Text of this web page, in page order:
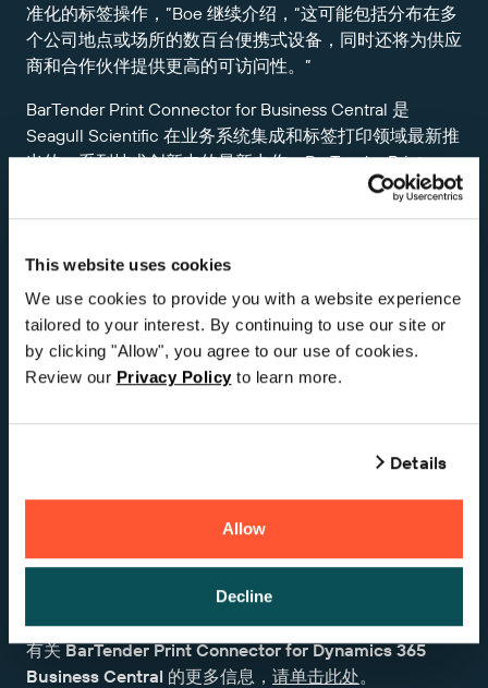
This website uses cookies
We use cookies to provide you with a website experience
tailored to your interest. By continuing to use our site or
by clicking "Allow", you agree to our use of cookies.
Review our Privacy Policy to learn more.
Details
Allow
Decline
了解更多
准化的标签操作，”Boe 继续介绍，“这可能包括分布在多
个公司地点或场所的数百台便携式设备，同时还将为供应
商和合作伙伴提供更高的可访问性。”
BarTender Print Connector for Business Central 是
Seagull Scientific 在业务系统集成和标签打印领域最新推
出的一系列技术创新中的最新力作。BarTender Print
Connector for Business Central 以 BarTender 最近的新产
品开发为基础，包括 BarTender 移动应用程序、
决方案中唯一的真正 REST API。
BarTender Print Connector for Business Central 将通过至
简的平台集中企业标签设计和打印需求，进一步帮助企业
实现运营敏捷性。对 Microsoft Dynamics 365 Business
Central 的支持，结合了早期为 Microsoft Dynamics 365
Microsoft Dynamics 365 用户现在可以轻松利用深受全球
BarTender Print Connector for Dynamics 365
Business Central现已在Microsoft AppSource 在线商店
费试用，并能通过授权的 BarTender 合作伙伴购买。
有关BarTender Print Connector for Dynamics 365
Business Central 的更多信息， 请单击此处。